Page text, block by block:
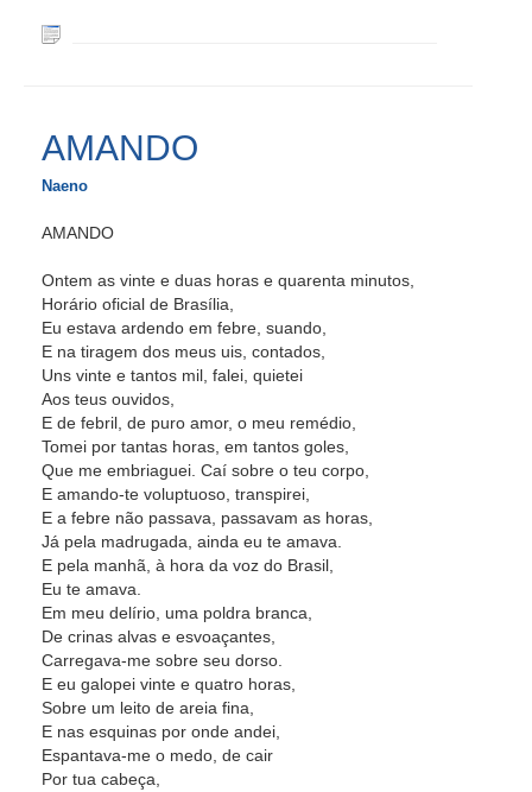
AMANDO
Naeno
AMANDO
Ontem as vinte e duas horas e quarenta minutos,
Horário oficial de Brasília,
Eu estava ardendo em febre, suando,
E na tiragem dos meus uis, contados,
Uns vinte e tantos mil, falei, quietei
Aos teus ouvidos,
E de febril, de puro amor, o meu remédio,
Tomei por tantas horas, em tantos goles,
Que me embriaguei. Caí sobre o teu corpo,
E amando-te voluptuoso, transpirei,
E a febre não passava, passavam as horas,
Já pela madrugada, ainda eu te amava.
E pela manhã, à hora da voz do Brasil,
Eu te amava.
Em meu delírio, uma poldra branca,
De crinas alvas e esvoaçantes,
Carregava-me sobre seu dorso.
E eu galopei vinte e quatro horas,
Sobre um leito de areia fina,
E nas esquinas por onde andei,
Espantava-me o medo, de cair
Por tua cabeça,